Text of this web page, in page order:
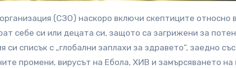
себе си или децата си, защото са загрижени за
си списък с „глобални заплахи за здравето“, заедно
промени, вирусът на Ебола, ХИВ и замърсяването